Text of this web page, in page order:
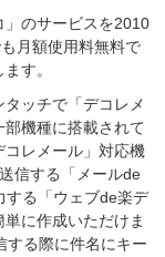
」のサービスを2010
月額使用料無料で
す。
タッチで「デコレメ
機種に搭載されて
レメール」対応機
信する「メールde
する「ウェブde楽デ
に作成いただけま
する際に件名にキー